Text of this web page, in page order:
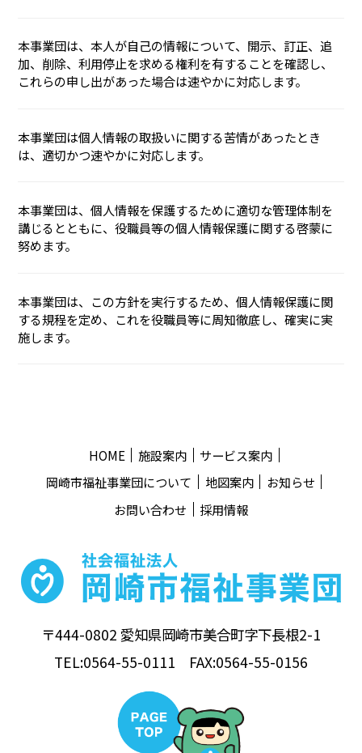
本事業団は、本人が自己の情報について、開示、訂正、追
加、削除、利用停止を求める権利を有することを確認し、
これらの申し出があった場合は速やかに対応します。
本事業団は個人情報の取扱いに関する苦情があったとき
は、適切かつ速やかに対応します。
本事業団は、個人情報を保護するために適切な管理体制を
講じるとともに、役職員等の個人情報保護に関する啓蒙に
努めます。
本事業団は、この方針を実行するため、個人情報保護に関
する規程を定め、これを役職員等に周知徹底し、確実に実
施します。
HOME 施設案内
サービス案内
岡崎市福祉事業団について
地図案内
お知らせ
お問い合わせ
採用情報
〒444-0802 愛知県岡崎市美合町字下長根2-1
TEL:0564-55-0111 FAX:0564-55-0156